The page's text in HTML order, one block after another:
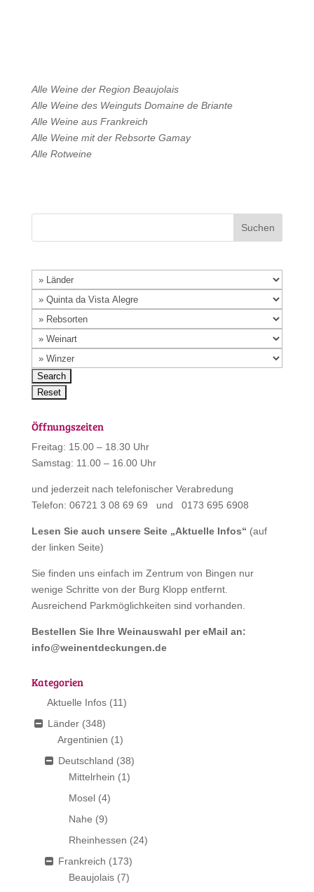
Alle Weine der Region Beaujolais
Alle Weine des Weinguts Domaine de Briante
Alle Weine aus Frankreich
Alle Weine mit der Rebsorte Gamay
Alle Rotweine
Öffnungszeiten
Freitag: 15.00 – 18.30 Uhr
Samstag: 11.00 – 16.00 Uhr
und jederzeit nach telefonischer Verabredung
Telefon: 06721 3 08 69 69 und 0173 695 6908
Lesen Sie auch unsere Seite „Aktuelle Infos“ (auf
der linken Seite)
Sie finden uns einfach im Zentrum von Bingen nur
wenige Schritte von der Burg Klopp entfernt.
Ausreichend Parkmöglichkeiten sind vorhanden.
Bestellen Sie Ihre Weinauswahl per eMail an:
info@weinentdeckungen.de
Kategorien
Aktuelle Infos (11)
Länder (348)
Argentinien (1)
Deutschland (38)
Mittelrhein (1)
Mosel (4)
Nahe (9)
Rheinhessen (24)
Frankreich (173)
Beaujolais (7)